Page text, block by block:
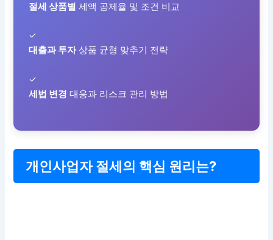
절세 상품별 세액 공제율 및 조건 비교
✓
대출과 투자상품 균형 맞추기 전략
✓
세법 변경 대응과 리스크 관리 방법
개인사업자 절세의 핵심 원리는?